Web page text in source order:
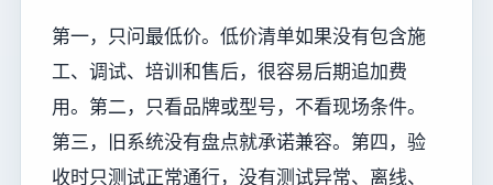
第一，只问最低价。低价清单如果没有包含施
工、调试、培训和售后，很容易后期追加费
用。第二，只看品牌或型号，不看现场条件。
第三，旧系统没有盘点就承诺兼容。第四，验
收时只测试正常通行，没有测试异常、离线、